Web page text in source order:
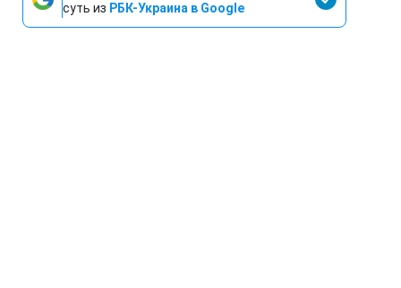
суть из РБК-Украина в Google